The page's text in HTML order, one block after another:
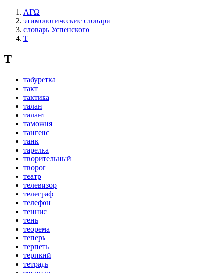
ΛΓΩ
этимологические словари
словарь Успенского
Т
Т
табуретка
такт
тактика
талан
талант
таможня
тангенс
танк
тарелка
творительный
творог
театр
телевизор
телеграф
телефон
теннис
тень
теорема
теперь
терпеть
терпкий
тетрадь